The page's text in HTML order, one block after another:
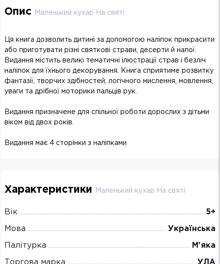
Опис Маленький кухар На святі
Ця книга дозволить дитині за допомогою наліпок прикрасити
або приготувати різні святкові страви, десерти й напої.
Видання містить великі тематичні ілюстрації страв і безліч
наліпок для їхнього декорування. Книга сприятиме розвитку
фантазії, творчих здібностей, логічного мислення, мовлення,
уваги та дрібної моторики пальців рук.
Видання призначене для спільної роботи дорослих з дітьми
віком від двох років.
Видання має 4 сторінки з наліпками
Характеристики Маленький кухар На святі
Вік 5+
Мова Українська
Палітурка М'яка
Торгова марка УЛА